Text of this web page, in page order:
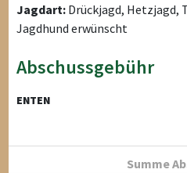
Jagdart: Drückjagd, Hetzjagd,
Jagdhund erwünscht
Abschussgebühr
ENTEN
Summe